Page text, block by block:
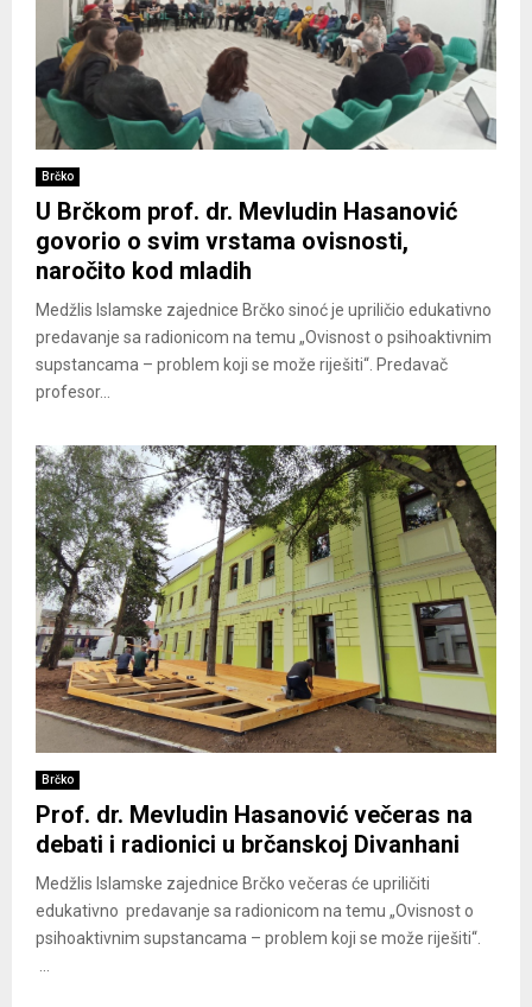
Brčko
U Brčkom prof. dr. Mevludin Hasanović
govorio o svim vrstama ovisnosti,
naročito kod mladih
Medžlis Islamske zajednice Brčko sinoć je upriličio edukativno
predavanje sa radionicom na temu „Ovisnost o psihoaktivnim
supstancama – problem koji se može riješiti“. Predavač
profesor...
Brčko
Prof. dr. Mevludin Hasanović večeras na
debati i radionici u brčanskoj Divanhani
Medžlis Islamske zajednice Brčko večeras će upriličiti
edukativno predavanje sa radionicom na temu „Ovisnost o
psihoaktivnim supstancama – problem koji se može riješiti“.